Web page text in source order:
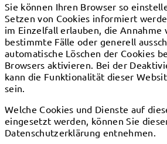
Sie können Ihren Browser so
Setzen von Cookies informiert
im Einzelfall erlauben, die Annahme
bestimmte Fälle oder generell
automatische Löschen der Cookies
Browsers aktivieren. Bei der
kann die Funktionalität dieser
sein.
Welche Cookies und Dienste auf
eingesetzt werden, können Sie
Datenschutzerklärung entnehmen.